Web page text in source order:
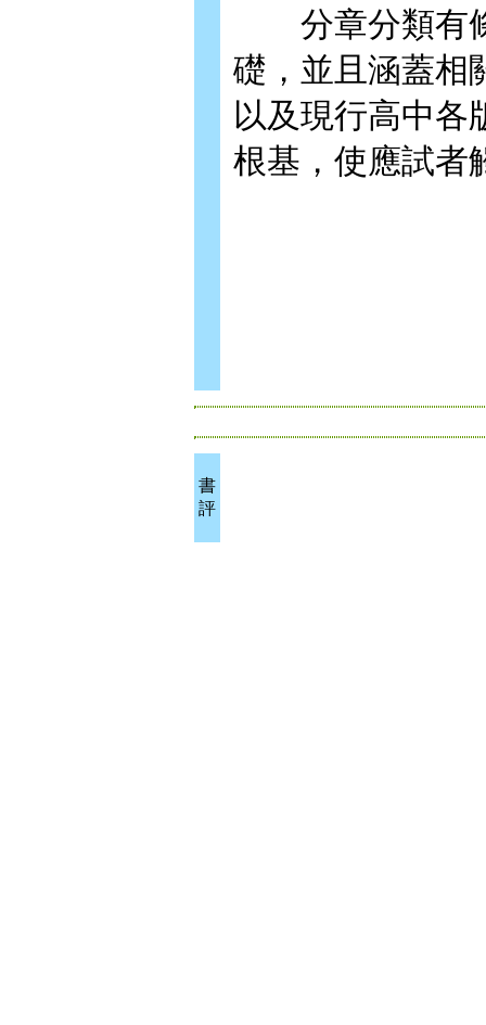
分章分類有條
礎，並且涵蓋相
以及現行高中各
根基，使應試者
書
評